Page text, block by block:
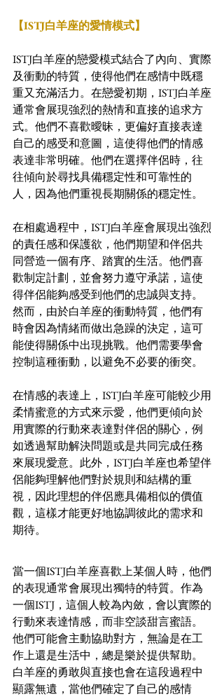
【ISTJ白羊座的愛情模式】
ISTJ白羊座的戀愛模式結合了內向、實際
及衝動的特質，使得他們在感情中既穩
重又充滿活力。在戀愛初期，ISTJ白羊座
通常會展現強烈的熱情和直接的追求方
式。他們不喜歡曖昧，更偏好直接表達
自己的感受和意圖，這使得他們的情感
表達非常明確。他們在選擇伴侶時，往
往傾向於尋找具備穩定性和可靠性的
人，因為他們重視長期關係的穩定性。
在相處過程中，ISTJ白羊座會展現出強烈
的責任感和保護欲，他們期望和伴侶共
同營造一個有序、踏實的生活。他們喜
歡制定計劃，並會努力遵守承諾，這使
得伴侶能夠感受到他們的忠誠與支持。
然而，由於白羊座的衝動特質，他們有
時會因為情緒而做出急躁的決定，這可
能使得關係中出現挑戰。他們需要學會
控制這種衝動，以避免不必要的衝突。
在情感的表達上，ISTJ白羊座可能較少用
柔情蜜意的方式來示愛，他們更傾向於
用實際的行動來表達對伴侶的關心，例
如透過幫助解決問題或是共同完成任務
來展現愛意。此外，ISTJ白羊座也希望伴
侶能夠理解他們對於規則和結構的重
視，因此理想的伴侶應具備相似的價值
觀，這樣才能更好地協調彼此的需求和
期待。
當一個ISTJ白羊座喜歡上某個人時，他們
的表現通常會展現出獨特的特質。作為
一個ISTJ，這個人較為內斂，會以實際的
行動來表達情感，而非空談甜言蜜語。
他們可能會主動協助對方，無論是在工
作上還是生活中，總是樂於提供幫助。
白羊座的勇敢與直接也會在這段過程中
顯露無遺，當他們確定了自己的感情